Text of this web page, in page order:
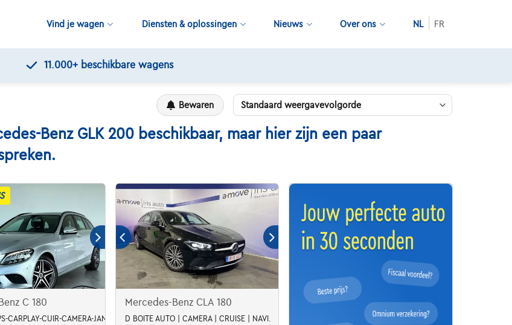
Vind je wagen Diensten & oplossingen Nieuws Over ons NL FR
Kwaliteitscontroles door Touring
Bewaren
Benz GLK 200 beschikbaar, maar hier zijn een paar
C 180
CARPLAY-CUIR-CAMERA-JANTES19-PDC
Mercedes-Benz CLA 180
D BOITE AUTO | CAMERA | CRUISE | NAVI.